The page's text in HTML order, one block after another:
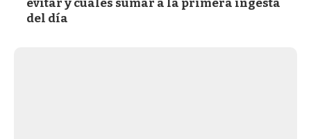
evitar y cuáles sumar a la primera ingesta
del día